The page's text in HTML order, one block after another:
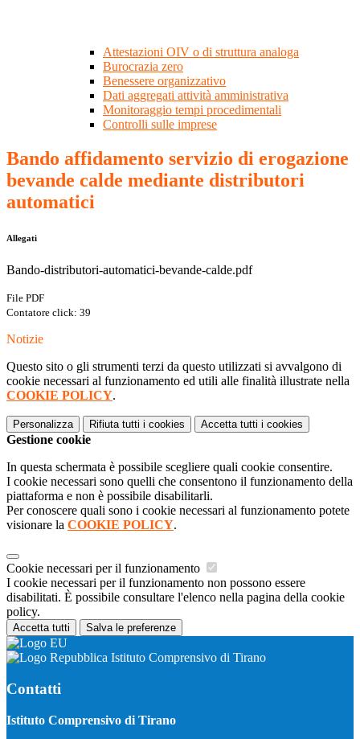
Attestazioni OIV o di struttura analoga
Burocrazia zero
Benessere organizzativo
Dati aggregati attività amministrativa
Monitoraggio tempi procedimentali
Controlli sulle imprese
Bando affidamento servizio di erogazione
bevande calde mediante distributori
automatici
Allegati
Bando-distributori-automatici-bevande-calde.pdf
File PDF
Contatore click: 39
Notizie
Questo sito o gli strumenti terzi da questo utilizzati si avvalgono di
cookie necessari al funzionamento ed utili alle finalità illustrate nella
COOKIE POLICY.
Personalizza Rifiuta tutti i cookies Accetta tutti i cookies
Gestione cookie
In questa schermata è possibile scegliere quali cookie consentire.
I cookie necessari sono quelli che consentono il funzionamento della
piattaforma e non è possibile disabilitarli.
Per conoscere quali sono i cookie necessari al funzionamento potete
visionare la COOKIE POLICY.
Cookie necessari per il funzionamento
I cookie necessari per il funzionamento non possono essere
disabilitati. È possibile consultare l'elenco nella pagina della cookie
policy.
Accetta tutti Salva le preferenze
Istituto Comprensivo di Tirano
Contatti
Istituto Comprensivo di Tirano